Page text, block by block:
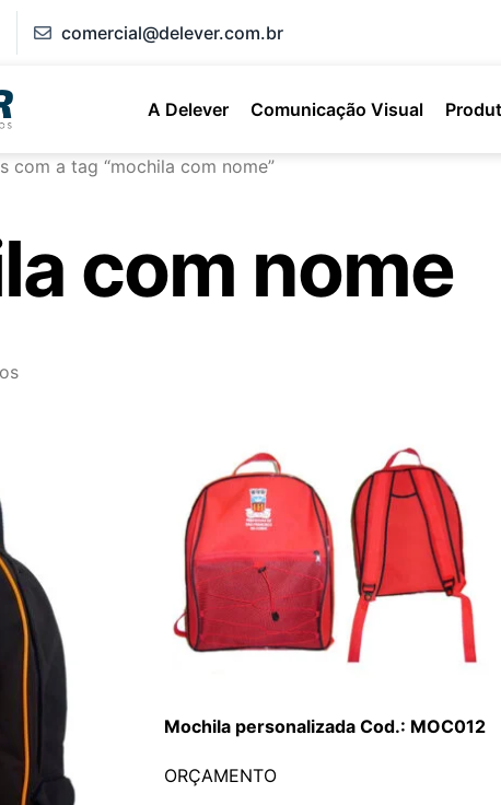
comercial@delever.com.br
A Delever Comunicação Visual
com a tag “mochila com nome”
com nome
Mochila personalizada Cod.: MOC012
ORÇAMENTO